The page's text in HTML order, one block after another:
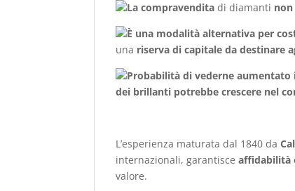
La compravendita di diamanti
È una modalità alternativa per
una riserva di capitale da destinare
Probabilità di vederne
dei brillanti potrebbe crescere nel
L’esperienza maturata dal 1840 da
internazionali, garantisceaffidabilità
valore.